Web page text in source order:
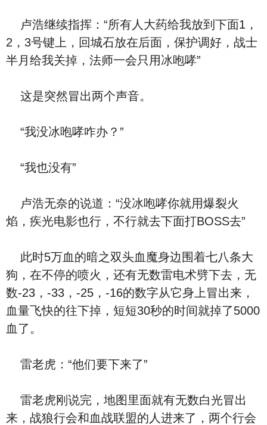
卢浩继续指挥：“所有人大药给我放到下面1，
2，3号键上，回城石放在后面，保护调好，战士
半月给我关掉，法师一会只用冰咆哮”
这是突然冒出两个声音。
“我没冰咆哮咋办？”
“我也没有”
卢浩无奈的说道：“没冰咆哮你就用爆裂火
焰，疾光电影也行，不行就去下面打BOSS去”
此时5万血的暗之双头血魔身边围着七八条大
狗，在不停的喷火，还有无数雷电术劈下去，无
数-23，-33，-25，-16的数字从它身上冒出来，
血量飞快的往下掉，短短30秒的时间就掉了5000
血了。
雷老虎：“他们要下来了”
雷老虎刚说完，地图里面就有无数白光冒出
来，战狼行会和血战联盟的人进来了，两个行会